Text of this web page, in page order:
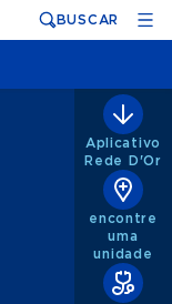
BUSCAR
Aplicativo
Rede D'Or
encontre
uma
unidade